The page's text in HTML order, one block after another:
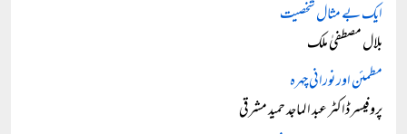
ایک بے مثال شخصیت
بلال مصطفیٰ ملک
مطمئن اور نورانی چہرہ
پروفیسر ڈاکٹر عبد الماجد حمید مشرقی